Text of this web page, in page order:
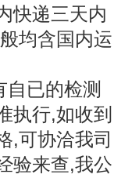
快递三天内
均含国内运
自已的检测
执行,如收到
,可协洽我司
验来查,我公